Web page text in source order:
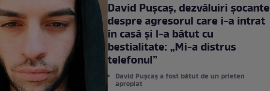
David Pușcaș, dezvăluiri șocante
despre agresorul care i-a intrat
în casă și l-a bătut cu
bestialitate: „Mi-a distrus
telefonul”
David Pușcaș a fost bătut de un prieten
apropiat